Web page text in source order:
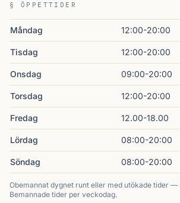
§ ÖPPETTIDER
Måndag 12:00-20:00
Tisdag 12:00-20:00
Onsdag 09:00-20:00
Torsdag 12:00-20:00
Fredag 12.00-18.00
Lördag 08:00-20:00
Söndag 08:00-20:00
Obemannat dygnet runt eller med utökade tider —
Bemannade tider per veckodag.